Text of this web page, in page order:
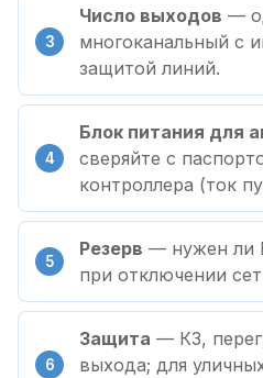
Число выходов —
многоканальный с
защитой линий.
Блок питания для
сверяйте с
контроллера (ток
Резерв — нужен ли
при отключении
Защита — КЗ,
выхода; для